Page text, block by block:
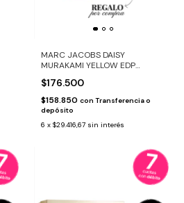
MARC JACOBS DAISY
MURAKAMI YELLOW EDP
$176.500
$158.850 con Transferencia o
depósito
6 x $29.416,67 sin interés